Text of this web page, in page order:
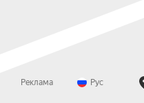
Реклама Рус